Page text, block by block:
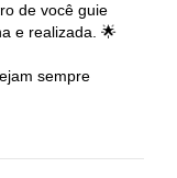
de você guie
e realizada. 🌟
sempre